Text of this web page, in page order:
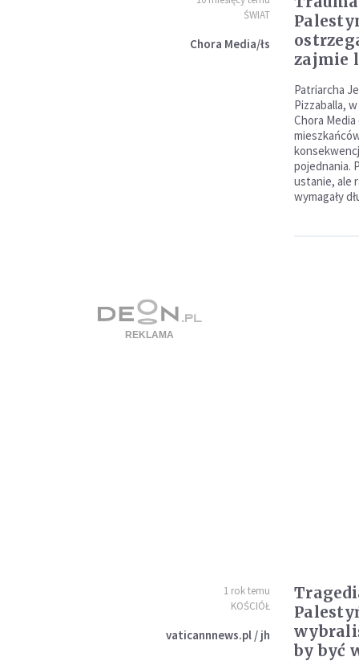
ŚWIAT
Chora Media/łs
zajmie
Patriarcha
Pizzaballa,
Chora
pojednania.
ustanie, ale
wymagały
1 rok temu
KOŚCIÓŁ
vaticannnews.pl / jh
by być